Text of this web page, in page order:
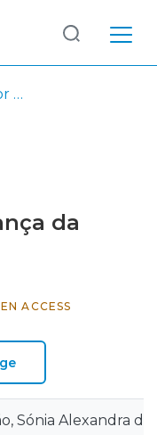
ESEL - Escola Superior de Enfermagem de Lisboa
da
ACCESS
Sónia Alexandra da